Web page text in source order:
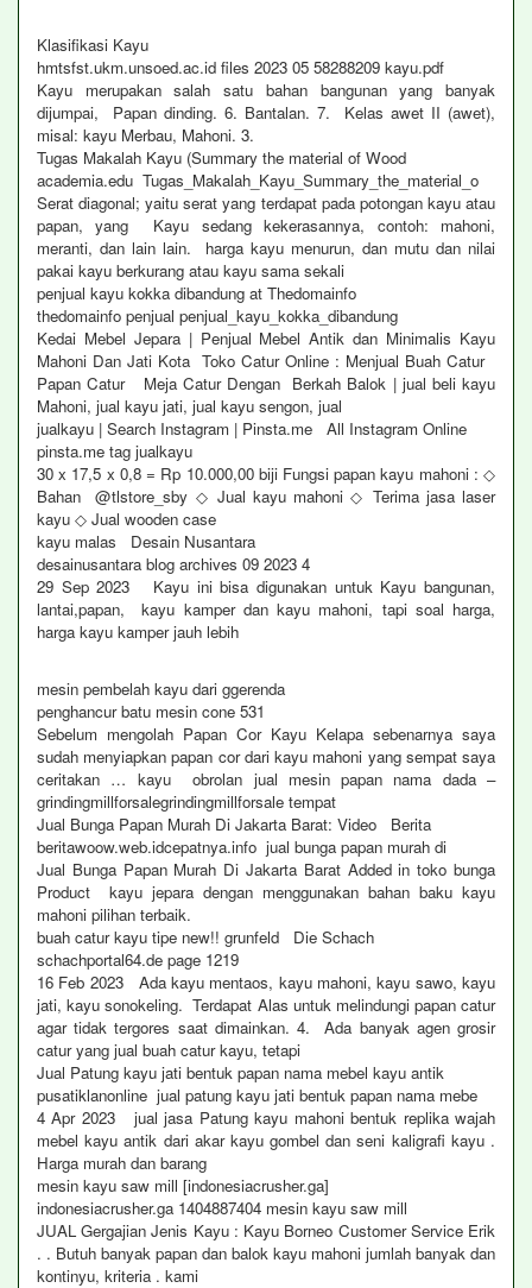
Klasifikasi Kayu
hmtsfst.ukm.unsoed.ac.id files 2023 05 58288209 kayu.pdf
Kayu merupakan salah satu bahan bangunan yang banyak
dijumpai, Papan dinding. 6. Bantalan. 7. Kelas awet II (awet),
misal: kayu Merbau, Mahoni. 3.
Tugas Makalah Kayu (Summary the material of Wood
academia.edu Tugas_Makalah_Kayu_Summary_the_material_o
Serat diagonal; yaitu serat yang terdapat pada potongan kayu atau
papan, yang Kayu sedang kekerasannya, contoh: mahoni,
meranti, dan lain lain. harga kayu menurun, dan mutu dan nilai
pakai kayu berkurang atau kayu sama sekali
penjual kayu kokka dibandung at Thedomainfo
thedomainfo penjual penjual_kayu_kokka_dibandung
Kedai Mebel Jepara | Penjual Mebel Antik dan Minimalis Kayu
Mahoni Dan Jati Kota Toko Catur Online : Menjual Buah Catur
Papan Catur Meja Catur Dengan Berkah Balok | jual beli kayu
Mahoni, jual kayu jati, jual kayu sengon, jual
jualkayu | Search Instagram | Pinsta.me All Instagram Online
pinsta.me tag jualkayu
30 x 17,5 x 0,8 = Rp 10.000,00 biji Fungsi papan kayu mahoni : ◇
Bahan @tlstore_sby ◇ Jual kayu mahoni ◇ Terima jasa laser
kayu ◇ Jual wooden case
kayu malas Desain Nusantara
desainusantara blog archives 09 2023 4
29 Sep 2023 Kayu ini bisa digunakan untuk Kayu bangunan,
lantai,papan, kayu kamper dan kayu mahoni, tapi soal harga,
harga kayu kamper jauh lebih
mesin pembelah kayu dari ggerenda
penghancur batu mesin cone 531
Sebelum mengolah Papan Cor Kayu Kelapa sebenarnya saya
sudah menyiapkan papan cor dari kayu mahoni yang sempat saya
ceritakan … kayu obrolan jual mesin papan nama dada –
grindingmillforsalegrindingmillforsale tempat
Jual Bunga Papan Murah Di Jakarta Barat: Video Berita
beritawoow.web.idcepatnya.info jual bunga papan murah di
Jual Bunga Papan Murah Di Jakarta Barat Added in toko bunga
Product kayu jepara dengan menggunakan bahan baku kayu
mahoni pilihan terbaik.
buah catur kayu tipe new!! grunfeld Die Schach
schachportal64.de page 1219
16 Feb 2023 Ada kayu mentaos, kayu mahoni, kayu sawo, kayu
jati, kayu sonokeling. Terdapat Alas untuk melindungi papan catur
agar tidak tergores saat dimainkan. 4. Ada banyak agen grosir
catur yang jual buah catur kayu, tetapi
Jual Patung kayu jati bentuk papan nama mebel kayu antik
pusatiklanonline jual patung kayu jati bentuk papan nama mebe
4 Apr 2023 jual jasa Patung kayu mahoni bentuk replika wajah
mebel kayu antik dari akar kayu gombel dan seni kaligrafi kayu .
Harga murah dan barang
mesin kayu saw mill [indonesiacrusher.ga]
indonesiacrusher.ga 1404887404 mesin kayu saw mill
JUAL Gergajian Jenis Kayu : Kayu Borneo Customer Service Erik
. . Butuh banyak papan dan balok kayu mahoni jumlah banyak dan
kontinyu, kriteria . kami